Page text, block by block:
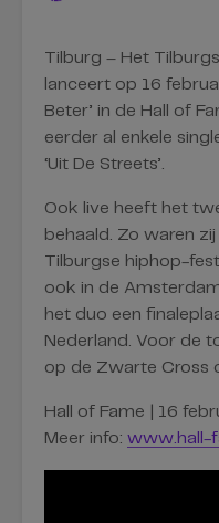
Tilburg – Het
lanceert op 16
Beter’ in de Hall of
eerder al enkele
‘Uit De Streets’.
Ook live heeft het
behaald. Zo waren
Tilburgse hiphop-
ook in de
het duo een
Nederland. Voor de
op de Zwarte Cross
Hall of Fame | 16
Meer info: www.hall-